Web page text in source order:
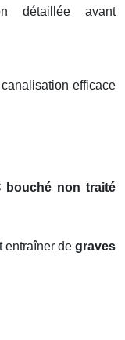
détaillée avant
efficace
bouché non traité
entraîner de graves